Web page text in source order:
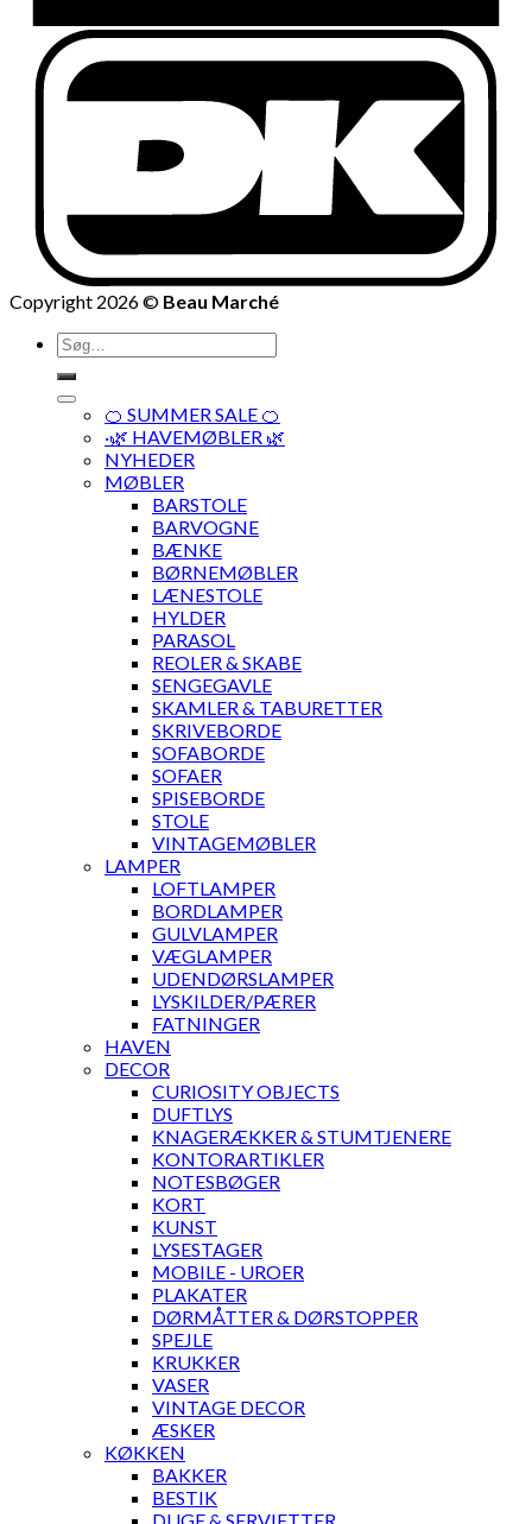
Copyright 2026 © Beau Marché
Søg
efter:
🍊 SUMMER SALE 🍊
·🌿 HAVEMØBLER 🌿
NYHEDER
MØBLER
BARSTOLE
BARVOGNE
BÆNKE
BØRNEMØBLER
LÆNESTOLE
HYLDER
PARASOL
REOLER & SKABE
SENGEGAVLE
SKAMLER & TABURETTER
SKRIVEBORDE
SOFABORDE
SOFAER
SPISEBORDE
STOLE
VINTAGEMØBLER
LAMPER
LOFTLAMPER
BORDLAMPER
GULVLAMPER
VÆGLAMPER
UDENDØRSLAMPER
LYSKILDER/PÆRER
FATNINGER
HAVEN
DECOR
CURIOSITY OBJECTS
DUFTLYS
KNAGERÆKKER & STUMTJENERE
KONTORARTIKLER
NOTESBØGER
KORT
KUNST
LYSESTAGER
MOBILE - UROER
PLAKATER
DØRMÅTTER & DØRSTOPPER
SPEJLE
KRUKKER
VASER
VINTAGE DECOR
ÆSKER
KØKKEN
BAKKER
BESTIK